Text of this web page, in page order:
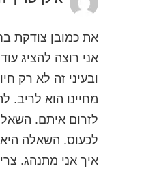
את כמובן צודקת
אני רוצה להציג
ובעיני זה לא רק
מחיינו הוא לריב.
לזרום איתם.
לכעוס. השאלה
איך אני מתנהג.